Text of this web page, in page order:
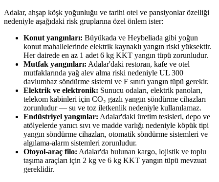
Adalar, ahşap köşk yoğunluğu ve tarihi otel ve pansiyonlar özelliği
nedeniyle aşağıdaki risk gruplarına özel önlem ister:
Konut yangınları: Büyükada ve Heybeliada gibi yoğun
konut mahallelerinde elektrik kaynaklı yangın riski yüksektir.
Her dairede en az 1 adet 6 kg KKT yangın tüpü zorunludur.
Mutfak yangınları: Adalar'daki restoran, kafe ve otel
mutfaklarında yağ alev alma riski nedeniyle UL 300
davlumbaz söndürme sistemi ve F sınıfı yangın tüpü gerekir.
Elektrik ve elektronik: Sunucu odaları, elektrik panoları,
telekom kabinleri için CO₂ gazlı yangın söndürme cihazları
zorunludur — su ve toz iletkenlik nedeniyle kullanılamaz.
Endüstriyel yangınlar: Adalar'daki üretim tesisleri, depo ve
atölyelerde yanıcı sıvı ve madde varlığı nedeniyle köpük tipi
yangın söndürme cihazları, otomatik söndürme sistemleri ve
algılama-alarm sistemleri zorunludur.
Otoyol-araç filo: Adalar'da bulunan kargo, lojistik ve toplu
taşıma araçları için 2 kg ve 6 kg KKT yangın tüpü mevzuat
gereklidir.